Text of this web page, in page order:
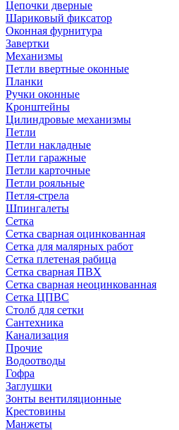
Цепочки дверные
Шариковый фиксатор
Оконная фурнитура
Завертки
Механизмы
Петли ввертные оконные
Планки
Ручки оконные
Кронштейны
Цилиндровые механизмы
Петли
Петли накладные
Петли гаражные
Петли карточные
Петли рояльные
Петля-стрела
Шпингалеты
Сетка
Сетка сварная оцинкованная
Сетка для малярных работ
Сетка плетеная рабица
Сетка сварная ПВХ
Сетка сварная неоцинкованная
Сетка ЦПВС
Столб для сетки
Сантехника
Канализация
Прочие
Водоотводы
Гофра
Заглушки
Зонты вентиляционные
Крестовины
Манжеты